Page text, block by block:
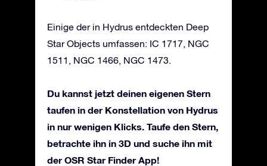
Einige der in Hydrus entdeckten Deep
Star Objects umfassen: IC 1717, NGC
1511, NGC 1466, NGC 1473.
Du kannst jetzt deinen eigenen Stern
taufen in der Konstellation von Hydrus
in nur wenigen Klicks. Taufe den Stern,
betrachte ihn in 3D und suche ihn mit
der OSR Star Finder App!